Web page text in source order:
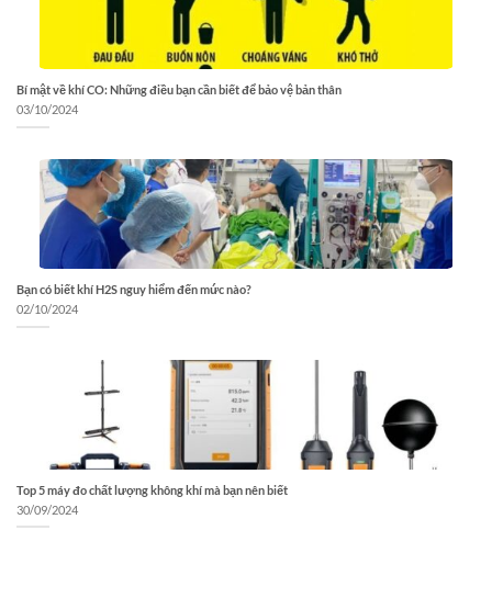
Bí mật về khí CO: Những điều bạn cần biết để bảo vệ bản thân
03/10/2024
Bạn có biết khí H2S nguy hiểm đến mức nào?
02/10/2024
Top 5 máy đo chất lượng không khí mà bạn nên biết
30/09/2024